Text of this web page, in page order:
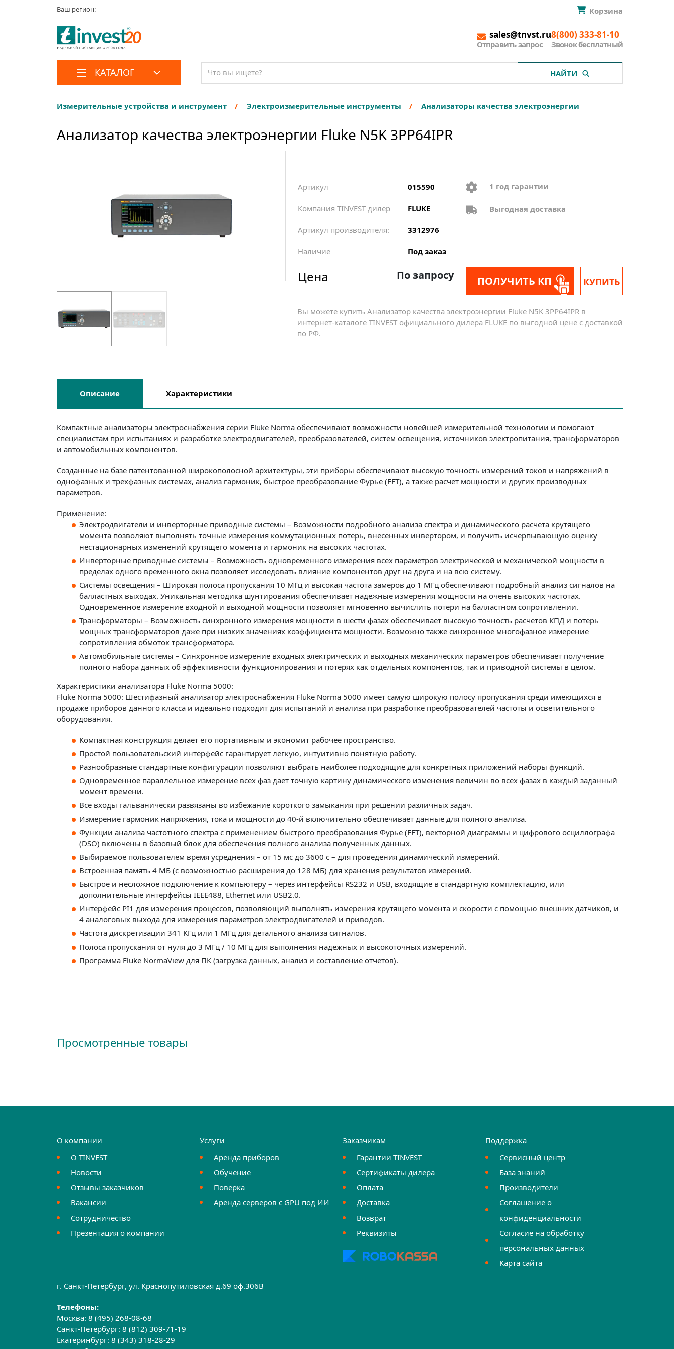
Ваш регион: Корзина
sales@tnvst.ru
Отправить запрос
8(800) 333-81-10
Звонок бесплатный
КАТАЛОГ НАЙТИ
Измерительные устройства и инструмент Электроизмерительные инструменты Анализаторы качества электроэнергии
Анализатор качества электроэнергии Fluke N5K 3PP64IPR
Артикул 015590
Компания TINVEST дилер FLUKE
Артикул производителя: 3312976
Наличие Под заказ
1 год гарантии
Выгодная доставка
Цена По запросу ПОЛУЧИТЬ КП КУПИТЬ
Вы можете купить Анализатор качества электроэнергии Fluke N5K 3PP64IPR в
интернет-каталоге TINVEST официального дилера FLUKE по выгодной цене с доставкой
по РФ.
Описание Характеристики
Компактные анализаторы электроснабжения серии Fluke Norma обеспечивают возможности новейшей измерительной технологии и помогают
специалистам при испытаниях и разработке электродвигателей, преобразователей, систем освещения, источников электропитания, трансформаторов
и автомобильных компонентов.
Созданные на базе патентованной широкополосной архитектуры, эти приборы обеспечивают высокую точность измерений токов и напряжений в
однофазных и трехфазных системах, анализ гармоник, быстрое преобразование Фурье (FFT), а также расчет мощности и других производных
параметров.
Применение:
Электродвигатели и инверторные приводные системы – Возможности подробного анализа спектра и динамического расчета крутящего
момента позволяют выполнять точные измерения коммутационных потерь, внесенных инвертором, и получить исчерпывающую оценку
нестационарных изменений крутящего момента и гармоник на высоких частотах.
Инверторные приводные системы – Возможность одновременного измерения всех параметров электрической и механической мощности в
пределах одного временного окна позволяет исследовать влияние компонентов друг на друга и на всю систему.
Системы освещения – Широкая полоса пропускания 10 МГц и высокая частота замеров до 1 МГц обеспечивают подробный анализ сигналов на
балластных выходах. Уникальная методика шунтирования обеспечивает надежные измерения мощности на очень высоких частотах.
Одновременное измерение входной и выходной мощности позволяет мгновенно вычислить потери на балластном сопротивлении.
Трансформаторы – Возможность синхронного измерения мощности в шести фазах обеспечивает высокую точность расчетов КПД и потерь
мощных трансформаторов даже при низких значениях коэффициента мощности. Возможно также синхронное многофазное измерение
сопротивления обмоток трансформатора.
Автомобильные системы – Синхронное измерение входных электрических и выходных механических параметров обеспечивает получение
полного набора данных об эффективности функционирования и потерях как отдельных компонентов, так и приводной системы в целом.
Характеристики анализатора Fluke Norma 5000:
Fluke Norma 5000: Шестифазный анализатор электроснабжения Fluke Norma 5000 имеет самую широкую полосу пропускания среди имеющихся в
продаже приборов данного класса и идеально подходит для испытаний и анализа при разработке преобразователей частоты и осветительного
оборудования.
Компактная конструкция делает его портативным и экономит рабочее пространство.
Простой пользовательский интерфейс гарантирует легкую, интуитивно понятную работу.
Разнообразные стандартные конфигурации позволяют выбрать наиболее подходящие для конкретных приложений наборы функций.
Одновременное параллельное измерение всех фаз дает точную картину динамического изменения величин во всех фазах в каждый заданный
момент времени.
Все входы гальванически развязаны во избежание короткого замыкания при решении различных задач.
Измерение гармоник напряжения, тока и мощности до 40-й включительно обеспечивает данные для полного анализа.
Функции анализа частотного спектра с применением быстрого преобразования Фурье (FFT), векторной диаграммы и цифрового осциллографа
(DSO) включены в базовый блок для обеспечения полного анализа полученных данных.
Выбираемое пользователем время усреднения – от 15 мс до 3600 с – для проведения динамический измерений.
Встроенная память 4 МБ (с возможностью расширения до 128 МБ) для хранения результатов измерений.
Быстрое и несложное подключение к компьютеру – через интерфейсы RS232 и USB, входящие в стандартную комплектацию, или
дополнительные интерфейсы IEEE488, Ethernet или USB2.0.
Интерфейс PI1 для измерения процессов, позволяющий выполнять измерения крутящего момента и скорости с помощью внешних датчиков, и
4 аналоговых выхода для измерения параметров электродвигателей и приводов.
Частота дискретизации 341 КГц или 1 МГц для детального анализа сигналов.
Полоса пропускания от нуля до 3 МГц / 10 МГц для выполнения надежных и высокоточных измерений.
Программа Fluke NormaView для ПК (загрузка данных, анализ и составление отчетов).
Просмотренные товары
О компании
О TINVEST
Новости
Отзывы заказчиков
Вакансии
Сотрудничество
Презентация о компании
Услуги
Аренда приборов
Обучение
Поверка
Аренда серверов с GPU под ИИ
Заказчикам
Гарантии TINVEST
Сертификаты дилера
Оплата
Доставка
Возврат
Реквизиты
Поддержка
Сервисный центр
База знаний
Производители
Соглашение о
конфиденциальности
Согласие на обработку
персональных данных
Карта сайта
г. Санкт-Петербург, ул. Краснопутиловская д.69 оф.306B
Телефоны:
Москва:8 (495) 268-08-68
Санкт-Петербург:8 (812) 309-71-19
Екатеринбург:8 (343) 318-28-29